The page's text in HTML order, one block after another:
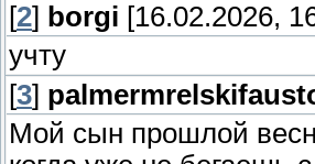
[2] borgi [16.02.2026,
учту
[3]
Мой сын прошлой